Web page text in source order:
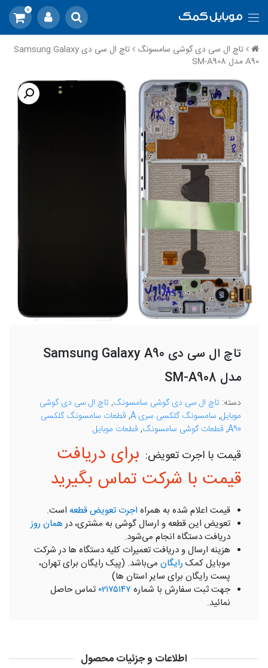
0
تاچ ال سی دی گوشی سامسونگ
تاچ ال سی دی Samsung Galaxy
A90 مدل SM-A908
تاچ ال سی دی Samsung Galaxy A90
مدل SM-A908
دسته: تاچ ال سی دی گوشی سامسونگ, تاچ ال سی دی گوشی
موبایل, سامسونگ گلکسی سری A , قطعات سامسونگ گلکسی
A90
, قطعات گوشی سامسونگ, قطعات موبایل
برای دریافت
قیمت با شرکت تماس بگیرید
قیمت اعلام شده به همراه اجرت تعویض قطعه است.
تعویض این قطعه و ارسال گوشی به مشتری، درهمان روز
دریافت دستگاه انجام می‌شود.
هزینه ارسال و دریافت تعمیرات کلیه دستگاه ها در شرکت
موبایل کمک رایگان می‌باشد. (پیک رایگان برای تهران،
پست رایگان برای سایر استان ها)
جهت ثبت سفارش با شماره ۰۲۱۷۵۱۴۷ تماس حاصل
نمائید.
اطلاعات و جزئیات محصول